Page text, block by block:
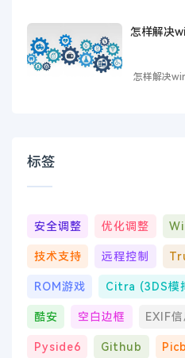
怎样解决
怎样解决
标签
安全调整 优化调整
技术支持 远程控制
ROM游戏 Citra (3DS模
酷安 空白边框 EXIF信
Pyside6 Github